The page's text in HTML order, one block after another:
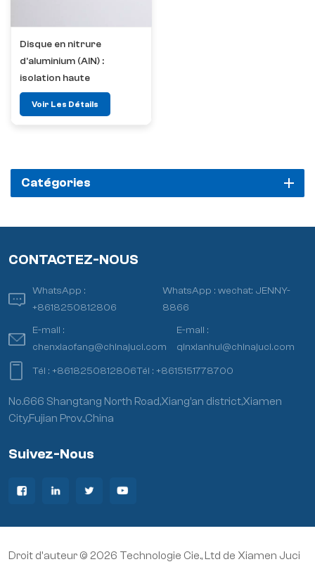
Disque en nitrure
d'aluminium (AlN) :
isolation haute
température et gestion
thermique
Voir Les Détails
Catégories
CONTACTEZ-NOUS
WhatsApp :
+8618250812806
WhatsApp :wechat: JENNY-
8866
E-mail :
chenxiaofang@chinajuci.com
E-mail :
qinxianhui@chinajuci.com
Tél :+8618250812806Tél :+8615151778700
No.666 Shangtang North Road,Xiang’an district,Xiamen
City,Fujian Prov.,China
Suivez-Nous
Droit d'auteur © 2026 Technologie Cie., Ltd de Xiamen Juci